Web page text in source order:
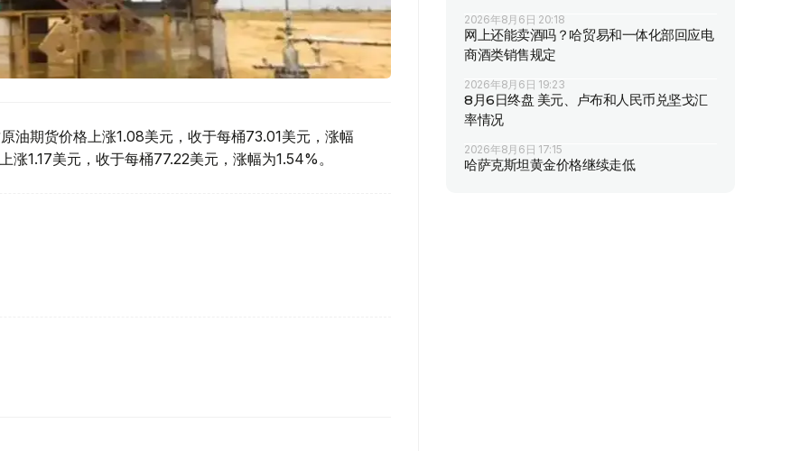
油期货价格上涨1.08美元，收于每桶73.01美元，涨幅
1.17美元，收于每桶77.22美元，涨幅为1.54%。
2026年8月6日 20:18
网上还能卖酒吗？哈贸易和一体化部回应电
商酒类销售规定
2026年8月6日 19:23
8月6日终盘 美元、卢布和人民币兑坚戈汇
率情况
2026年8月6日 17:15
哈萨克斯坦黄金价格继续走低